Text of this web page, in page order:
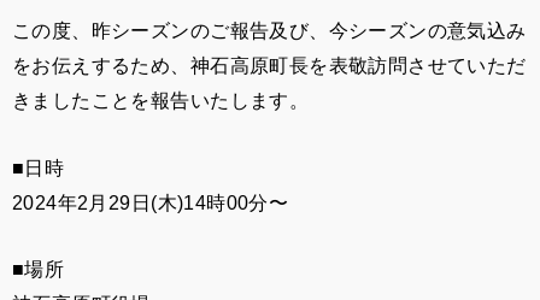
この度、昨シーズンのご報告及び、今シーズンの意気込み
をお伝えするため、神石高原町長を表敬訪問させていただ
きましたことを報告いたします。
■日時
2024年2月29日(木)14時00分〜
■場所